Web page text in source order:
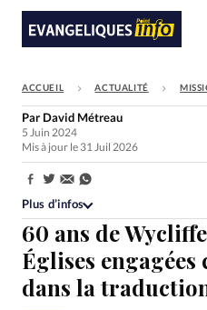
FAIRE
Faire un don
Société
Monde
Bible
Toute l'actualité
ACCUEIL ACTUALITÉ
60 ans de
Églises engagées
dans la
Par David Métreau
5 Juin 2024
Mis à jour le 31 Juil 2026
Partager:
Plus d’infos